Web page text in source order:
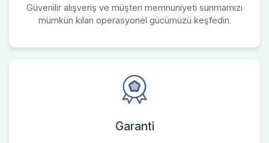
Güvenilir alışveriş ve müşteri memnuniyeti sunmamızı
mümkün kılan operasyonel gücümüzü keşfedin.
Garanti